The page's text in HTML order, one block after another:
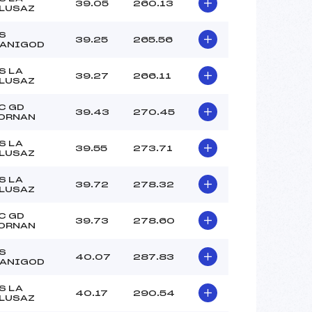
:
39.05 260.13
39.25 265.56
LA
39.27 266.11
GD
39.43 270.45
LA
39.55 273.71
LA
39.72 278.32
GD
39.73 278.60
40.07 287.83
LA
40.17 290.54